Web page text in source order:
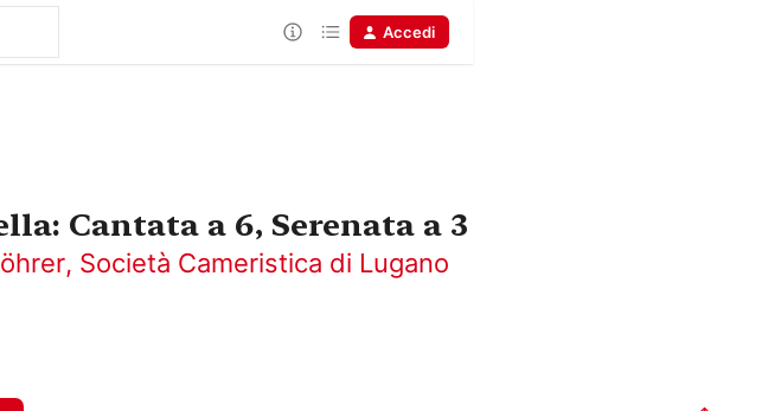
Accedi
Cantata a 6, Serenata a 3
, Società Cameristica di Lugano